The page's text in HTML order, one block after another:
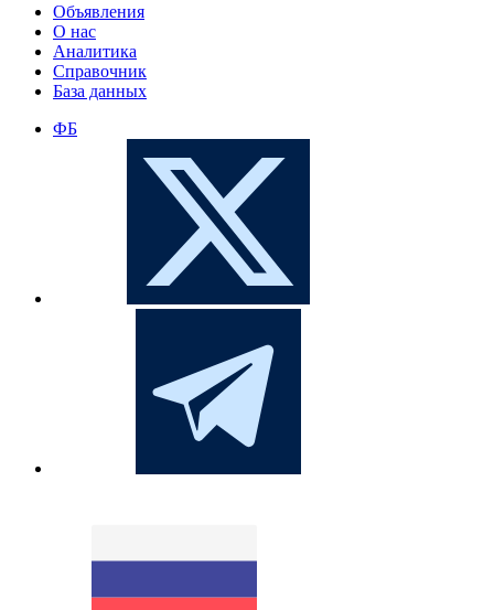
Объявления
О нас
Аналитика
Справочник
База данных
ФБ